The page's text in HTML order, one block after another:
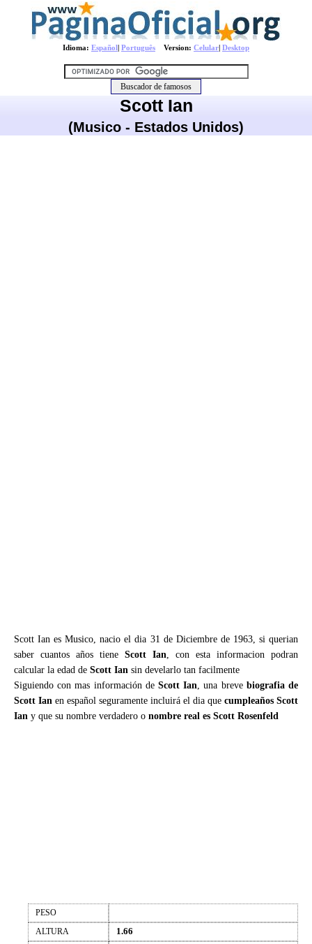
Idioma: Español| Português Version: Celular| Desktop
Scott Ian
(Musico - Estados Unidos)
Scott Ian es Musico, nacio el dia 31 de Diciembre de 1963, si querian
saber cuantos años tiene Scott Ian, con esta informacion podran
calcular la edad de Scott Ian sin develarlo tan facilmente
Siguiendo con mas información de Scott Ian, una breve biografia de
Scott Ian en español seguramente incluirá el dia que cumpleaños Scott
Ian y que su nombre verdadero o nombre real es Scott Rosenfeld
PESO
ALTURA
1.66